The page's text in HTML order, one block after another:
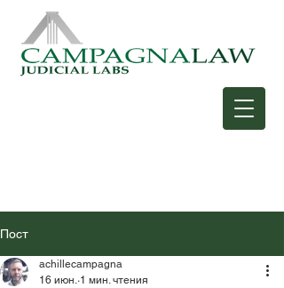
Пост
achillecampagna
16 июн. 1 мин. чтения